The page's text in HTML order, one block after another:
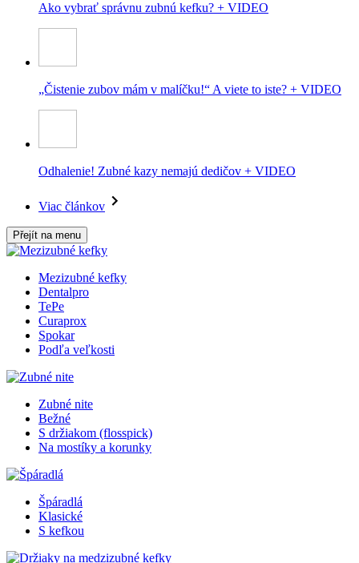
Ako vybrať správnu zubnú kefku? + VIDEO
„Čistenie zubov mám v malíčku!“ A viete to iste? + VIDEO
Odhalenie! Zubné kazy nemajú dedičov + VIDEO
Viac článkov
Přejít na menu
Mezizubné kefky
Dentalpro
TePe
Curaprox
Spokar
Podľa veľkosti
Zubné nite
Bežné
S držiakom (flosspick)
Na mostíky a korunky
Špáradlá
Klasické
S kefkou